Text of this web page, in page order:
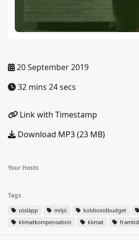
20 September 2019
32 mins 24 secs
Link with Timestamp
Download MP3 (23 MB)
Your Hosts
Tags
utsläpp miljö koldioxidbudget
klimatkompensation
klimat framtid